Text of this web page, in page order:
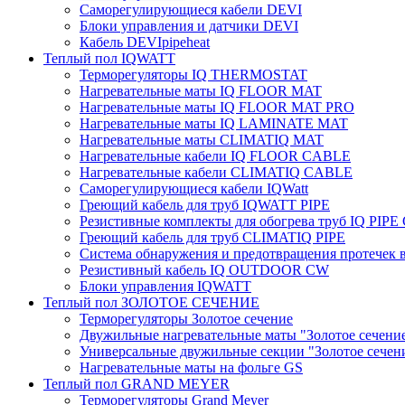
Саморегулирующиеся кабели DEVI
Блоки управления и датчики DEVI
Кабель DEVIpipeheat
Теплый пол IQWATT
Терморегуляторы IQ THERMOSTAT
Нагревательные маты IQ FLOOR MAT
Нагревательные маты IQ FLOOR MAT PRO
Нагревательные маты IQ LAMINATE MAT
Нагревательные маты CLIMATIQ MAT
Нагревательные кабели IQ FLOOR CABLE
Нагревательные кабели CLIMATIQ CABLE
Саморегулирующиеся кабели IQWatt
Греющий кабель для труб IQWATT PIPE
Резистивные комплекты для обогрева труб IQ PIPE
Греющий кабель для труб CLIMATIQ PIPE
Система обнаружения и предотвращения протечек
Резистивный кабель IQ OUTDOOR CW
Блоки управления IQWATT
Теплый пол ЗОЛОТОЕ СЕЧЕНИЕ
Терморегуляторы Золотое сечение
Двужильные нагревательные маты "Золотое
Универсальные двужильные секции "Золотое
Нагревательные маты на фольге GS
Теплый пол GRAND MEYER
Терморегуляторы Grand Meyer